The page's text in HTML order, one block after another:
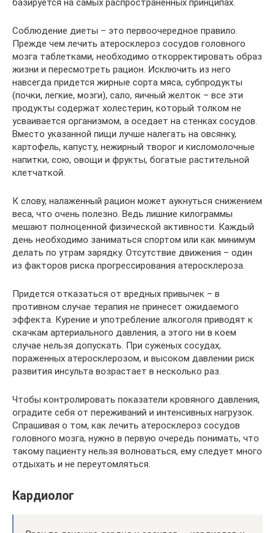
базируется на самых распространенных принципах.
Соблюдение диеты – это первоочередное правило.
Прежде чем лечить атеросклероз сосудов головного
мозга таблетками, необходимо откорректировать образ
жизни и пересмотреть рацион. Исключить из него
навсегда придется жирные сорта мяса, субпродукты
(почки, легкие, мозги), сало, яичный желток – все эти
продукты содержат холестерин, который толком не
усваивается организмом, а оседает на стенках сосудов.
Вместо указанной пищи лучше налегать на овсянку,
картофель, капусту, нежирный творог и кисломолочные
напитки, сою, овощи и фрукты, богатые растительной
клетчаткой.
К слову, налаженный рацион может аукнуться снижением
веса, что очень полезно. Ведь лишние килограммы
мешают полноценной физической активности. Каждый
день необходимо заниматься спортом или как минимум
делать по утрам зарядку. Отсутствие движения – один
из факторов риска прогрессирования атеросклероза.
Придется отказаться от вредных привычек – в
противном случае терапия не принесет ожидаемого
эффекта. Курение и употребление алкоголя приводят к
скачкам артериального давления, а этого ни в коем
случае нельзя допускать. При суженых сосудах,
пораженных атеросклерозом, и высоком давлении риск
развития инсульта возрастает в несколько раз.
Чтобы контролировать показатели кровяного давления,
оградите себя от переживаний и интенсивных нагрузок.
Спрашивая о том, как лечить атеросклероз сосудов
головного мозга, нужно в первую очередь понимать, что
такому пациенту нельзя волноваться, ему следует много
отдыхать и не переутомляться.
Кардиолог